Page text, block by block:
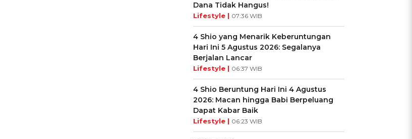
Dana Tidak Hangus!
Lifestyle | 07:36 WIB
4 Shio yang Menarik Keberuntungan
Hari Ini 5 Agustus 2026: Segalanya
Berjalan Lancar
Lifestyle | 06:37 WIB
4 Shio Beruntung Hari Ini 4 Agustus
2026: Macan hingga Babi Berpeluang
Dapat Kabar Baik
Lifestyle | 06:23 WIB